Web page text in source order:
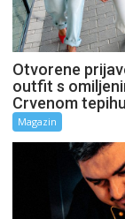
Otvorene
outfit s
Crvenom
Magazin